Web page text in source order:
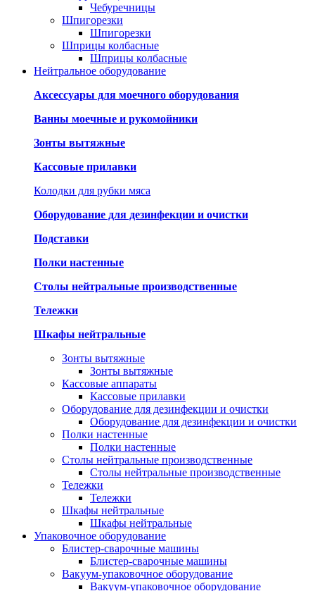
Чебуречницы
Шпигорезки
Шпигорезки
Шприцы колбасные
Шприцы колбасные
Нейтральное оборудование
Аксессуары для моечного оборудования
Ванны моечные и рукомойники
Зонты вытяжные
Кассовые прилавки
Колодки для рубки мяса
Оборудование для дезинфекции и очистки
Подставки
Полки настенные
Столы нейтральные производственные
Тележки
Шкафы нейтральные
Зонты вытяжные
Зонты вытяжные
Кассовые аппараты
Кассовые прилавки
Оборудование для дезинфекции и очистки
Оборудование для дезинфекции и очистки
Полки настенные
Полки настенные
Столы нейтральные производственные
Столы нейтральные производственные
Тележки
Тележки
Шкафы нейтральные
Шкафы нейтральные
Упаковочное оборудование
Блистер-сварочные машины
Блистер-сварочные машины
Вакуум-упаковочное оборудование
Вакуум-упаковочное оборудование